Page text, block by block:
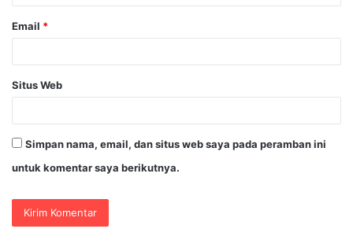
Email *
Situs Web
Simpan nama, email, dan situs web saya pada peramban ini
untuk komentar saya berikutnya.